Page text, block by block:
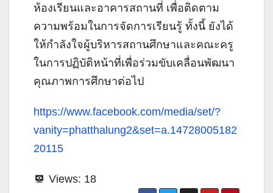
ห้องเรียนและอาคารสถานที่ เพื่อติดตาม
ความพร้อมในการจัดการเรียนรู้ ทั้งนี้ ยังได้
ให้กำลังใจผู้บริหารสถานศึกษาและคณะครู
ในการปฏิบัติหน้าที่เพื่อร่วมขับเคลื่อนพัฒนา
คุณภาพการศึกษาต่อไป
https://www.facebook.com/media/set/?
vanity=phatthalung2&set=a.14728005182
20115
Views: 18